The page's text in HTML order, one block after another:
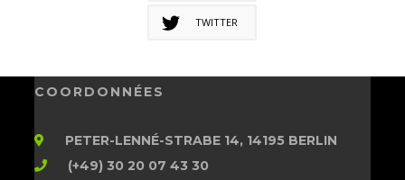
TWITTER
COORDONNÉES
PETER-LENNÉ-STRABE 14, 14195 BERLIN
(+49) 30 20 07 43 30